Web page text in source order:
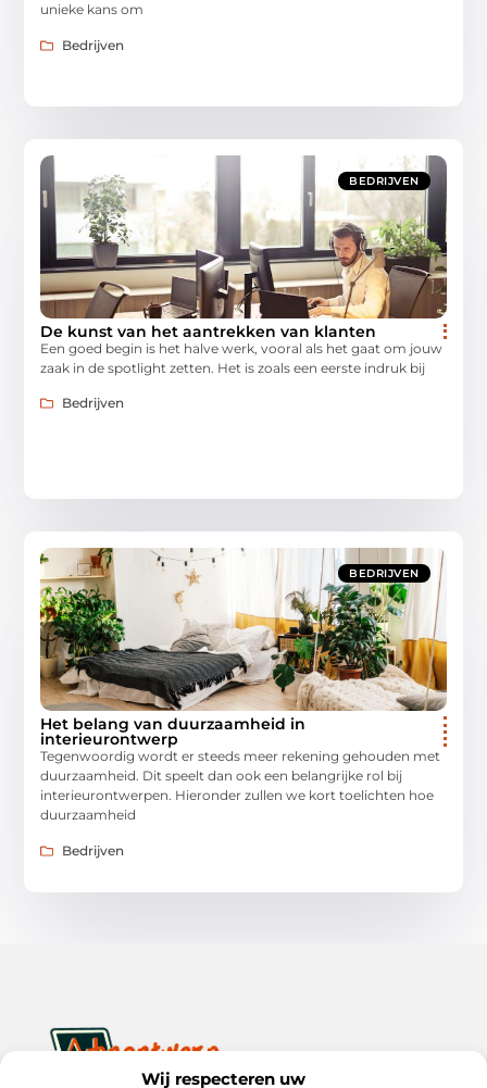
Wij respecteren uw
unieke kans om
Bedrijven
BEDRIJVEN
De kunst van het aantrekken van klanten
Een goed begin is het halve werk, vooral als het gaat om jouw
zaak in de spotlight zetten. Het is zoals een eerste indruk bij
Bedrijven
BEDRIJVEN
Het belang van duurzaamheid in
interieurontwerp
Tegenwoordig wordt er steeds meer rekening gehouden met
duurzaamheid. Dit speelt dan ook een belangrijke rol bij
interieurontwerpen. Hieronder zullen we kort toelichten hoe
duurzaamheid
Bedrijven